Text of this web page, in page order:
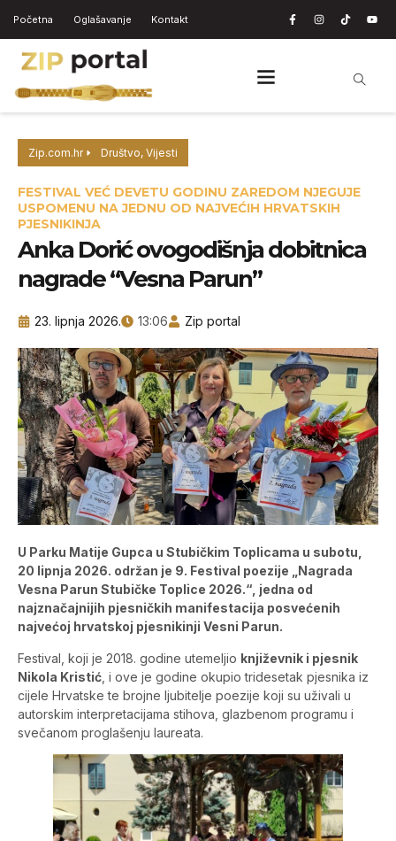
Početna Oglašavanje Kontakt
Zip.com.hr Društvo, Vijesti
FESTIVAL VEĆ DEVETU GODINU ZAREDOM NJEGUJE
USPOMENU NA JEDNU OD NAJVEĆIH HRVATSKIH
PJESNIKINJA
Anka Dorić ovogodišnja dobitnica
nagrade “Vesna Parun”
23. lipnja 2026. 13:06 Zip portal
U Parku Matije Gupca u Stubičkim Toplicama u subotu,
20 lipnja 2026. održan je 9. Festival poezije „Nagrada
Vesna Parun Stubičke Toplice 2026.“, jedna od
najznačajnijih pjesničkih manifestacija posvećenih
najvećoj hrvatskoj pjesnikinji Vesni Parun.
Festival, koji je 2018. godine utemeljio književnik i pjesnik
Nikola Kristić , i ove je godine okupio tridesetak pjesnika iz
cijele Hrvatske te brojne ljubitelje poezije koji su uživali u
autorskim interpretacijama stihova, glazbenom programu i
svečanom proglašenju laureata.